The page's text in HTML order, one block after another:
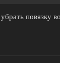
повязку